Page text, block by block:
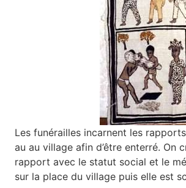
Les funérailles incarnent les
au au village afin d’être enterré. On
rapport avec le statut social et le
sur la place du village puis elle est